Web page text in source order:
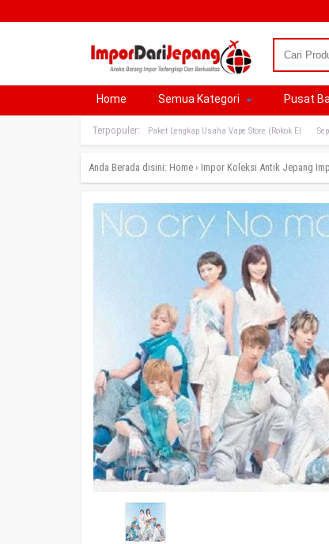
Home Semua Kategori Pusat
Terpopuler: Paket Lengkap Usaha Vape Store (Rokok El
Anda Berada disini: Home › Impor Koleksi Antik Jepang